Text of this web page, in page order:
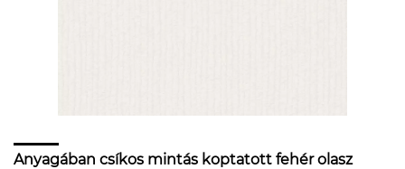
Anyagában csíkos mintás koptatott fehér olasz